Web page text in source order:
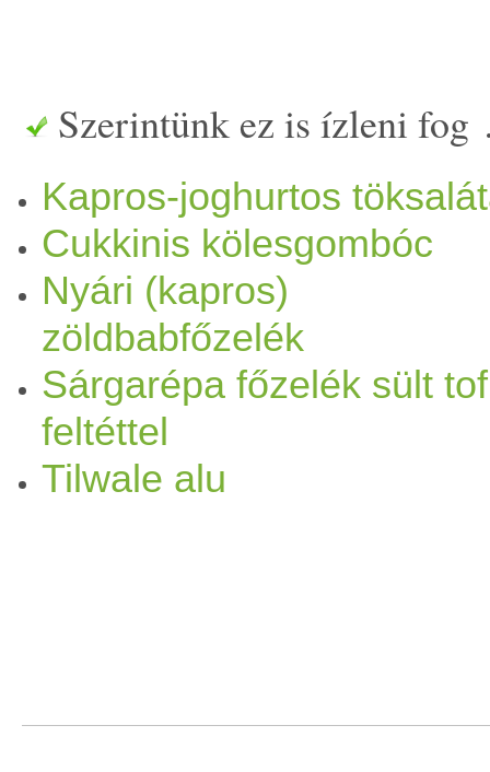
összeforgatjuk és addig
végén bekeverjük azecet
et
főzzük.
Szerintünk ez is ízleni
Kapros-joghurtos
Cukkinis kölesgombóc
Nyári (kapros)
zöldbabfőzelék
Sárgarépa főzelék sült
feltéttel
Tilwale alu